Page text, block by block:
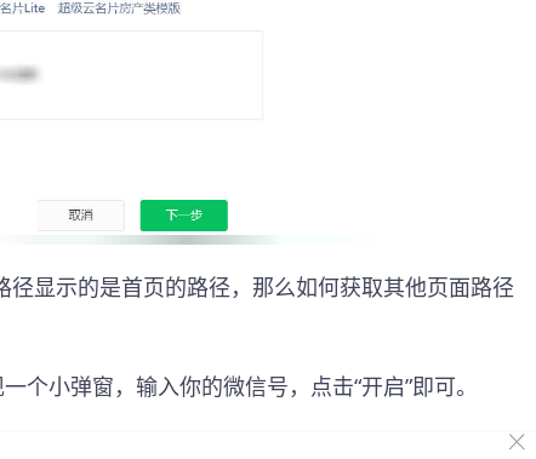
显示的是首页的路径，那么如何获取其他页面路径
个小弹窗，输入你的微信号，点击“开启”即可。